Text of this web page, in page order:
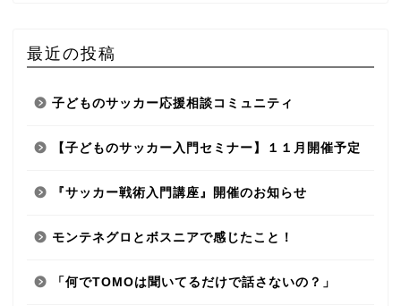
最近の投稿
子どものサッカー応援相談コミュニティ
【子どものサッカー入門セミナー】１１月開催予定
『サッカー戦術入門講座』開催のお知らせ
モンテネグロとボスニアで感じたこと！
「何でTOMOは聞いてるだけで話さないの？」